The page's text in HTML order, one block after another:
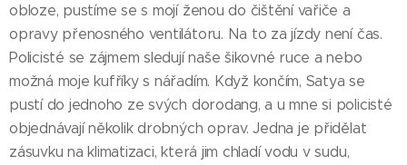
obloze, pustíme se s mojí ženou do čištění vařiče a
opravy přenosného ventilátoru. Na to za jízdy není čas.
Policisté se zájmem sledují naše šikovné ruce a nebo
možná moje kufříky s nářadím. Když končím, Satya se
pustí do jednoho ze svých dorodang, a u mne si policisté
objednávají několik drobných oprav. Jedna je přidělat
zásuvku na klimatizaci, která jim chladí vodu v sudu,